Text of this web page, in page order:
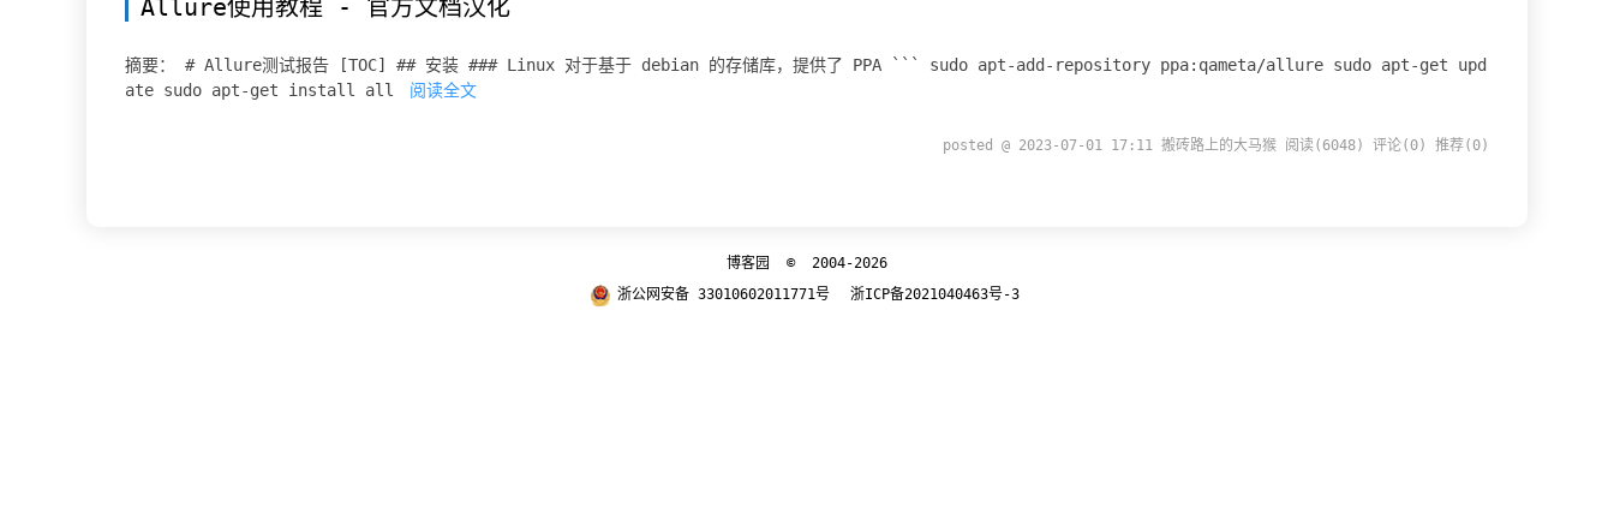
Allure使用教程 - 官方文档汉化
摘要： # Allure测试报告 [TOC] ## 安装 ### Linux 对于基于 debian 的存储库，提供了 PPA ``` sudo apt-add-repository ppa:qameta/allure sudo apt-get upd
ate sudo apt-get install all
阅读全文
posted @ 2023-07-01 17:11 搬砖路上的大马猴 阅读(6048) 评论(0) 推荐(0)
博客园
© 2004-2026
浙公网安备 33010602011771号
浙ICP备2021040463号-3